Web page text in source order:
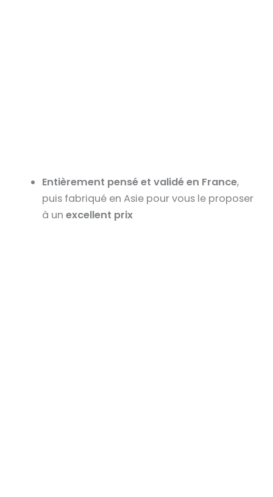
Entièrement pensé et validé en France,
puis fabriqué en Asie pour vous le proposer
à unexcellent prix